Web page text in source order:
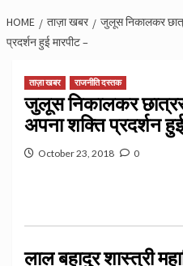
HOME ताज़ा खबर
जुलूस निकालकर
प्रदर्शन हुई मारपीट –
ताज़ा खबर राजनीति दस्तक
जुलूस निकालकर
अपना शक्ति प्रदर्शन
October 23, 2018 0
लाल बहादुर शास्त्री